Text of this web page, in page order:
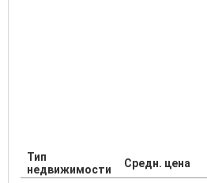
Тип
недвижимости
Средн. цена